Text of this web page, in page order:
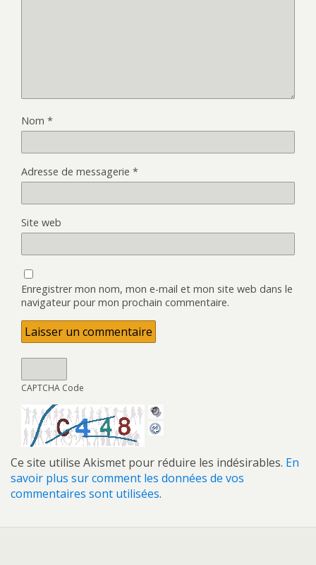
Nom *
Adresse de messagerie *
Site web
Enregistrer mon nom, mon e-mail et mon site web dans le
navigateur pour mon prochain commentaire.
CAPTCHA Code
Ce site utilise Akismet pour réduire les indésirables. En
savoir plus sur comment les données de vos
commentaires sont utilisées.